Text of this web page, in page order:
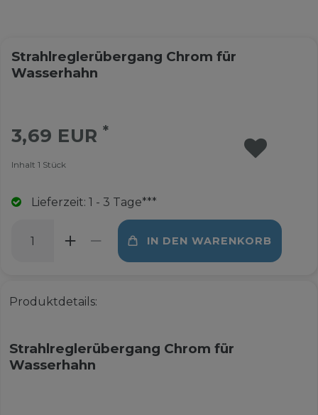
Strahlreglerübergang Chrom für
Wasserhahn
3,69 EUR*
Inhalt 1 Stück
Lieferzeit: 1 - 3 Tage***
IN DEN WARENKORB
Produktdetails:
Strahlreglerübergang Chrom für
Wasserhahn